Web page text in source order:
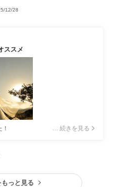
とても気に入りました！ USB
12/28
ススメ
… 続きを見る
っと見る